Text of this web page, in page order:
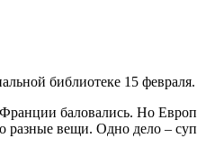
библиотеке 15
баловались. Но
разные вещи. Одно дело –